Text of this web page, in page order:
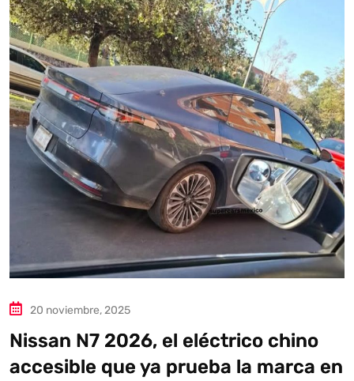
20 noviembre, 2025
Nissan N7 2026, el eléctrico chino
accesible que ya prueba la marca en
Autoanalítica IA Agente Inteligente
Estoy aquí para encontrar lo que necesitas. ¿Qué estás
buscando? "Este asistente con IA (OpenAI) ofrece
información referencial que puede contener errores.
Asistente con IA en desarrollo. Autoanalítica optimiza